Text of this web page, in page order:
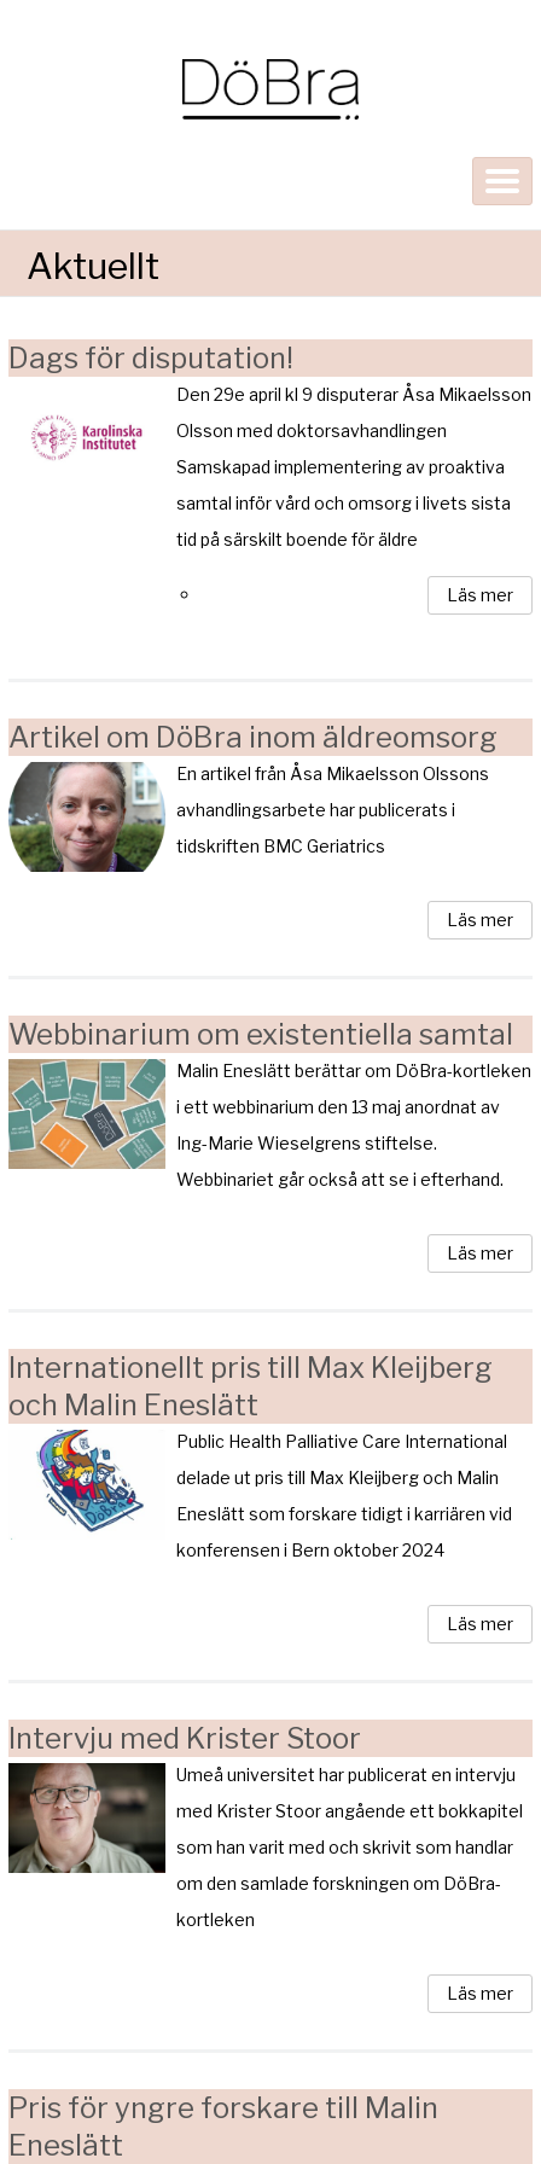
Aktuellt
Dags för disputation!
Den 29e april kl 9 disputerar Åsa Mikaelsson
Olsson med doktorsavhandlingen
Samskapad implementering av proaktiva
samtal inför vård och omsorg i livets sista
tid på särskilt boende för äldre
Läs mer
Artikel om DöBra inom äldreomsorg
En artikel från Åsa Mikaelsson Olssons
avhandlingsarbete har publicerats i
tidskriften BMC Geriatrics
Läs mer
Webbinarium om existentiella samtal
Malin Eneslätt berättar om DöBra-kortleken
i ett webbinarium den 13 maj anordnat av
Ing-Marie Wieselgrens stiftelse.
Webbinariet går också att se i efterhand.
Läs mer
Internationellt pris till Max Kleijberg
och Malin Eneslätt
Public Health Palliative Care International
delade ut pris till Max Kleijberg och Malin
Eneslätt som forskare tidigt i karriären vid
konferensen i Bern oktober 2024
Läs mer
Intervju med Krister Stoor
Umeå universitet har publicerat en intervju
med Krister Stoor angående ett bokkapitel
som han varit med och skrivit som handlar
om den samlade forskningen om DöBra-
kortleken
Läs mer
Pris för yngre forskare till Malin
Eneslätt